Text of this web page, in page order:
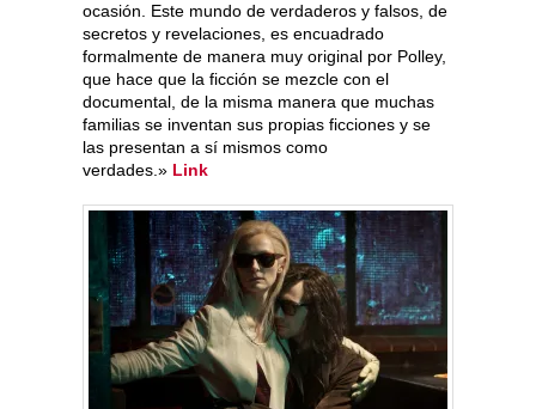
ocasión. Este mundo de verdaderos y falsos, de
secretos y revelaciones, es encuadrado
formalmente de manera muy original por Polley,
que hace que la ficción se mezcle con el
documental, de la misma manera que muchas
familias se inventan sus propias ficciones y se
las presentan a sí mismos como
verdades.» Link